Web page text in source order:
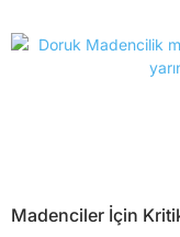
Madenciler İçin